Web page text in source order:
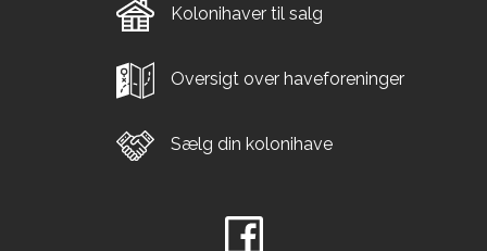
Kolonihaver til salg
Oversigt over haveforeninger
Sælg din kolonihave